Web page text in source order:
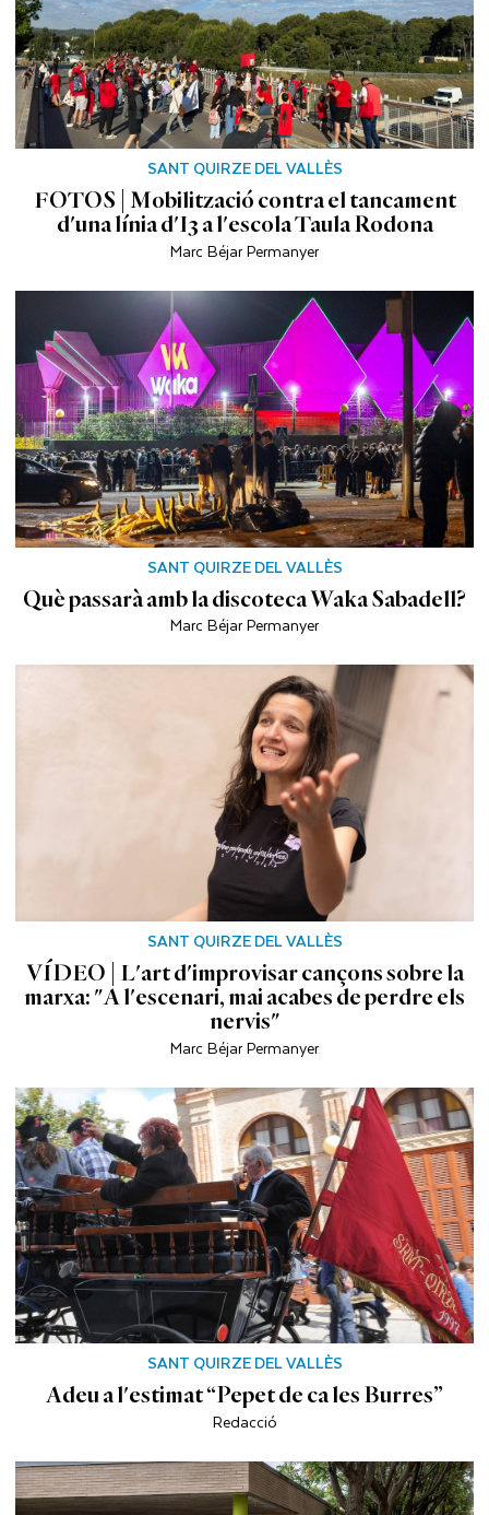
SANT QUIRZE DEL VALLÈS
FOTOS | Mobilització contra el tancament
d'una línia d'I3 a l'escola Taula Rodona
Marc Béjar Permanyer
SANT QUIRZE DEL VALLÈS
Què passarà amb la discoteca Waka Sabadell?
Marc Béjar Permanyer
SANT QUIRZE DEL VALLÈS
VÍDEO | L'art d'improvisar cançons sobre la
marxa: "A l'escenari, mai acabes de perdre els
nervis"
Marc Béjar Permanyer
SANT QUIRZE DEL VALLÈS
Adeu a l'estimat “Pepet de ca les Burres”
Redacció